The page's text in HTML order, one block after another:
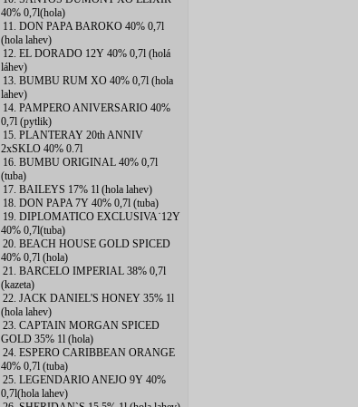
40% 0,7l(hola)
11. DON PAPA BAROKO 40% 0,7l
(hola lahev)
12. EL DORADO 12Y 40% 0,7l (holá
láhev)
13. BUMBU RUM XO 40% 0,7l (hola
lahev)
14. PAMPERO ANIVERSARIO 40%
0,7l (pytlik)
15. PLANTERAY 20th ANNIV
2xSKLO 40% 0.7l
16. BUMBU ORIGINAL 40% 0,7l
(tuba)
17. BAILEYS 17% 1l (hola lahev)
18. DON PAPA 7Y 40% 0,7l (tuba)
19. DIPLOMATICO EXCLUSIVA˙12Y
40% 0,7l(tuba)
20. BEACH HOUSE GOLD SPICED
40% 0,7l (hola)
21. BARCELO IMPERIAL 38% 0,7l
(kazeta)
22. JACK DANIEL'S HONEY 35% 1l
(hola lahev)
23. CAPTAIN MORGAN SPICED
GOLD 35% 1l (hola)
24. ESPERO CARIBBEAN ORANGE
40% 0,7l (tuba)
25. LEGENDARIO ANEJO 9Y 40%
0,7l(hola lahev)